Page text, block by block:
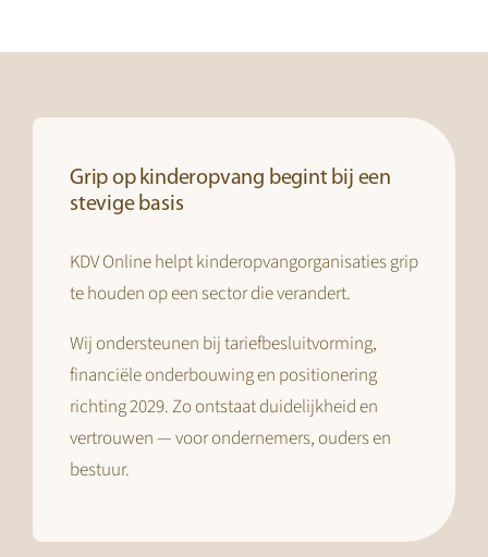
Grip op kinderopvang begint bij een
stevige basis
KDV Online helpt kinderopvangorganisaties grip
te houden op een sector die verandert.
Wij ondersteunen bij tariefbesluitvorming,
financiële onderbouwing en positionering
richting 2029. Zo ontstaat duidelijkheid en
vertrouwen — voor ondernemers, ouders en
bestuur.